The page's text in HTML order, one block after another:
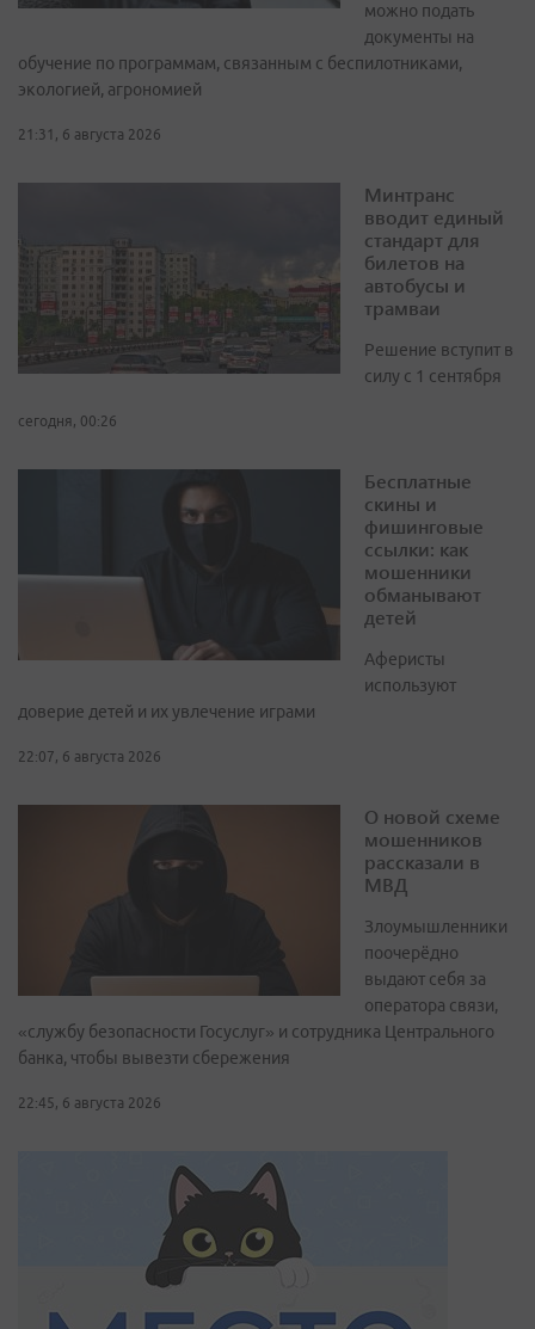
можно подать
документы на
обучение по программам, связанным с беспилотниками,
экологией, агрономией
21:31, 6 августа 2026
Минтранс
вводит единый
стандарт для
билетов на
автобусы и
трамваи
Решение вступит в
силу с 1 сентября
сегодня, 00:26
Бесплатные
скины и
фишинговые
ссылки: как
мошенники
обманывают
детей
Аферисты
используют
доверие детей и их увлечение играми
22:07, 6 августа 2026
О новой схеме
мошенников
рассказали в
МВД
Злоумышленники
поочерёдно
выдают себя за
оператора связи,
«службу безопасности Госуслуг» и сотрудника Центрального
банка, чтобы вывезти сбережения
22:45, 6 августа 2026